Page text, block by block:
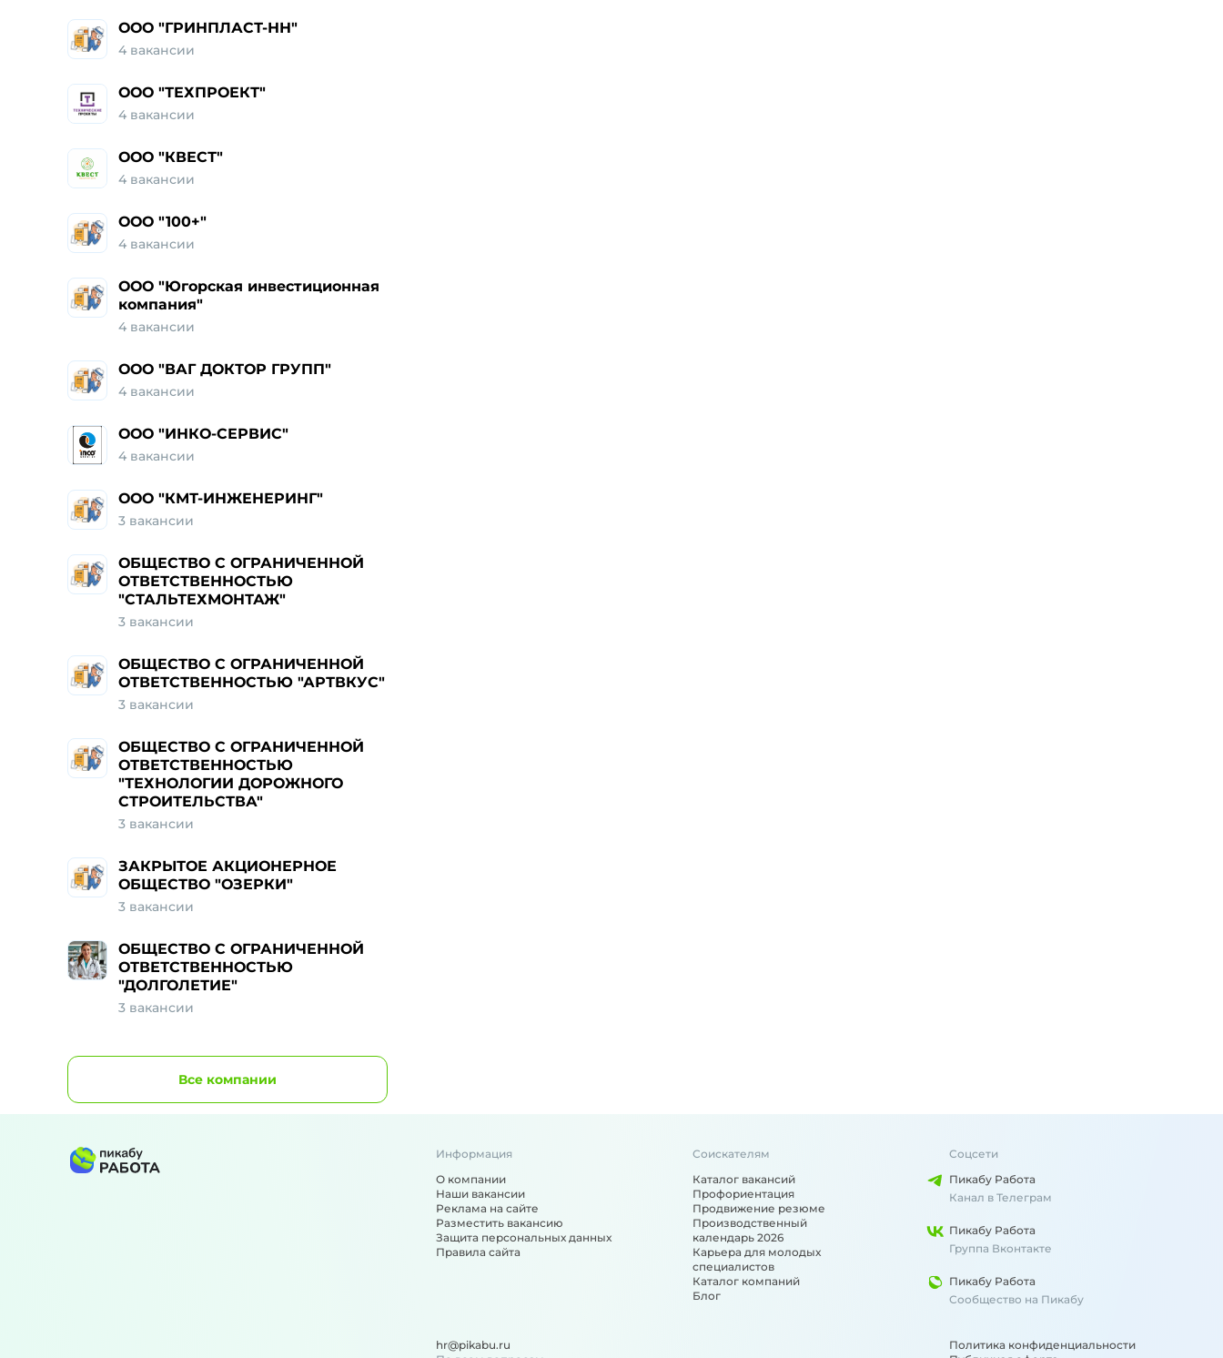
ООО "ГРИНПЛАСТ-НН"
4 вакансии
ООО "ТЕХПРОЕКТ"
4 вакансии
ООО "КВЕСТ"
4 вакансии
ООО "100+"
4 вакансии
ООО "Югорская инвестиционная
компания"
4 вакансии
ООО "ВАГ ДОКТОР ГРУПП"
4 вакансии
ООО "ИНКО-СЕРВИС"
4 вакансии
ООО "КМТ-ИНЖЕНЕРИНГ"
3 вакансии
ОБЩЕСТВО С ОГРАНИЧЕННОЙ
ОТВЕТСТВЕННОСТЬЮ
"СТАЛЬТЕХМОНТАЖ"
3 вакансии
ОБЩЕСТВО С ОГРАНИЧЕННОЙ
ОТВЕТСТВЕННОСТЬЮ "АРТВКУС"
3 вакансии
ОБЩЕСТВО С ОГРАНИЧЕННОЙ
ОТВЕТСТВЕННОСТЬЮ
"ТЕХНОЛОГИИ ДОРОЖНОГО
СТРОИТЕЛЬСТВА"
3 вакансии
ЗАКРЫТОЕ АКЦИОНЕРНОЕ
ОБЩЕСТВО "ОЗЕРКИ"
3 вакансии
ОБЩЕСТВО С ОГРАНИЧЕННОЙ
ОТВЕТСТВЕННОСТЬЮ
"ДОЛГОЛЕТИЕ"
3 вакансии
Все компании
Информация
О компании
Наши вакансии
Реклама на сайте
Разместить вакансию
Защита персональных данных
Правила сайта
Соискателям
Каталог вакансий
Профориентация
Продвижение резюме
Производственный
календарь 2026
Карьера для молодых
специалистов
Каталог компаний
Блог
Соцсети
Пикабу Работа
Канал в Телеграм
Пикабу Работа
Группа Вконтакте
Пикабу Работа
Сообщество на Пикабу
hr@pikabu.ru
Политика конфиденциальности